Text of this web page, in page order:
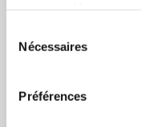
Nécessaires
Préférences
Synercom
accompagne le
et du Groupe
SYNERCOM